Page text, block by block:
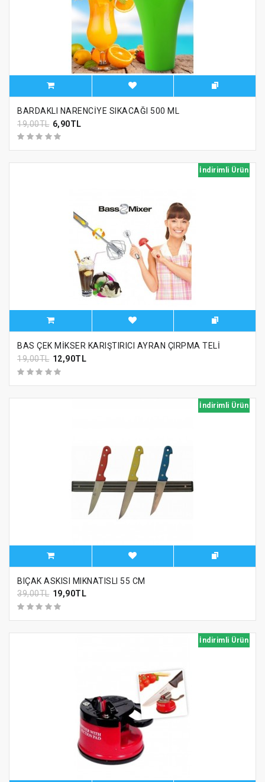
BARDAKLI NARENCİYE SIKACAĞI 500 ML
19,00TL 6,90TL
İndirimli Ürün
BAS ÇEK MİKSER KARIŞTIRICI AYRAN ÇIRPMA TELİ
19,00TL 12,90TL
İndirimli Ürün
BIÇAK ASKISI MIKNATISLI 55 CM
39,00TL 19,90TL
İndirimli Ürün